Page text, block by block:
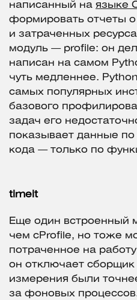
написанный на языке
формировать отчеты
и затраченных
модуль — profile: он
написан на самом
чуть медленнее.
самых популярных
базового
задач его
показывает данные
кода — только по
timeit
Еще один встроенный
чем cProfile, но тоже
потраченное на
он отключает сборщик
измерения были
за фоновых